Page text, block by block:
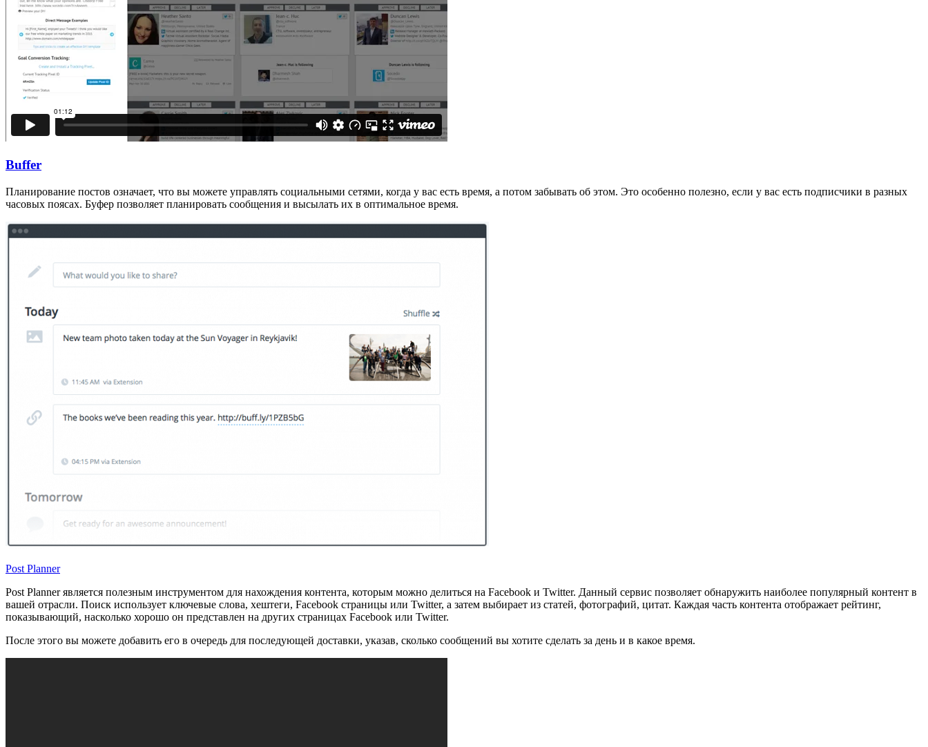
Buffer
Планирование постов означает, что вы можете управлять социальными сетями, когда у вас есть время, а потом забывать об этом. Это особенно полезно, если у вас есть подписчики в разных
часовых поясах. Буфер позволяет планировать сообщения и высылать их в оптимальное время.
Post Planner
Post Planner является полезным инструментом для нахождения контента, которым можно делиться на Facebook и Twitter. Данный сервис позволяет обнаружить наиболее популярный контент в
вашей отрасли. Поиск использует ключевые слова, хештеги, Facebook страницы или Twitter, а затем выбирает из статей, фотографий, цитат. Каждая часть контента отображает рейтинг,
показывающий, насколько хорошо он представлен на других страницах Facebook или Twitter.
После этого вы можете добавить его в очередь для последующей доставки, указав, сколько сообщений вы хотите сделать за день и в какое время.